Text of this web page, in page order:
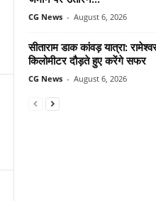
CG News - August 6, 2026
सीताराम डाक कांवड़ यात्रा:
किलोमीटर दौड़ते हुए करेंगे सफर
CG News - August 6, 2026